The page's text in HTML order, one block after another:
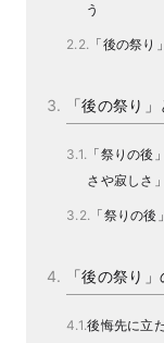
う
「後の祭り
「後の祭り
「祭りの後
さや寂しさ
「祭りの後
「後の祭り
後悔先に立